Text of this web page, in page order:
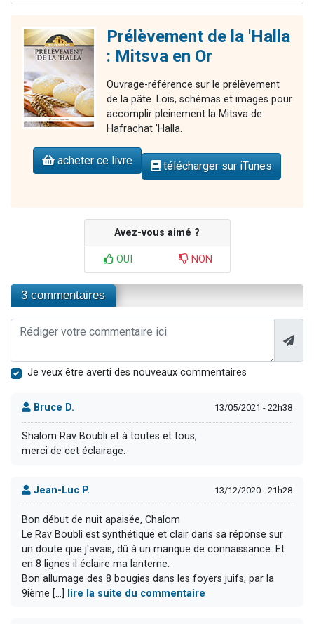
Prélèvement de la 'Halla
: Mitsva en Or
Ouvrage-référence sur le prélèvement
de la pâte. Lois, schémas et images pour
accomplir pleinement la Mitsva de
Hafrachat 'Halla.
acheter ce livre télécharger sur iTunes
Avez-vous aimé ?
OUI NON
3 commentaires
Je veux être averti des nouveaux commentaires
Bruce D. 13/05/2021 - 22h38
Shalom Rav Boubli et à toutes et tous,
merci de cet éclairage.
Jean-Luc P. 13/12/2020 - 21h28
Bon début de nuit apaisée, Chalom
Le Rav Boubli est synthétique et clair dans sa réponse sur
un doute que j'avais, dû à un manque de connaissance. Et
en 8 lignes il éclaire ma lanterne.
Bon allumage des 8 bougies dans les foyers juifs, par la
9ième [...]
lire la suite du commentaire